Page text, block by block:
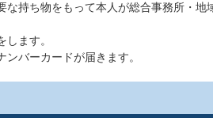
持ち物をもって本人が総合事務所・地
ます。
バーカードが届きます。